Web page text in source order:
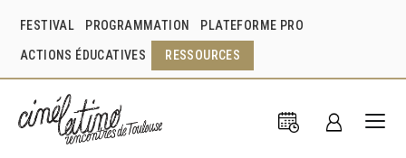
FESTIVAL PROGRAMMATION PLATEFORME PRO
ACTIONS ÉDUCATIVES RESSOURCES